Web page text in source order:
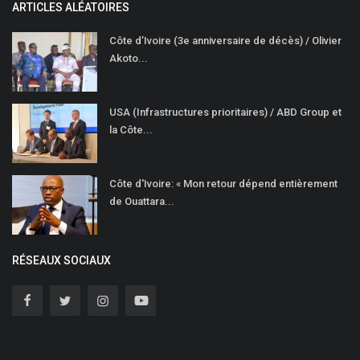
ARTICLES ALÉATOIRES
Côte d’Ivoire (3e anniversaire de décès) / Olivier
Akoto...
USA (Infrastructures prioritaires) / ABD Group et
la Côte...
Côte d'Ivoire: « Mon retour dépend entièrement
de Ouattara...
RÉSEAUX SOCIAUX